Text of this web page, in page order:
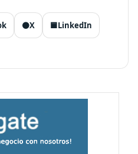
⚫X 🟦LinkedIn